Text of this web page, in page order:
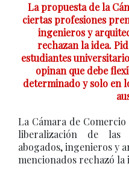
La propuesta de la
ciertas profesiones
ingenieros y
rechazan la idea.
estudiantes
opinan que debe
determinado y solo en
La Cámara de
liberalización de las
abogados, ingenieros y
mencionados rechazó la